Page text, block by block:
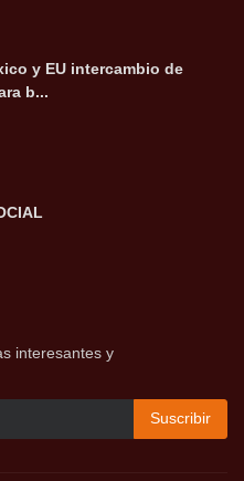
y EU intercambio de
b...
interesantes y
Suscribir